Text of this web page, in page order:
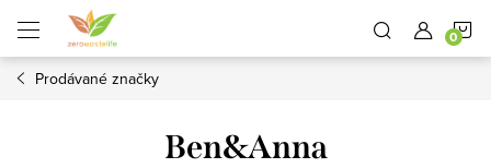
obsah
Prodávané značky
Ben&Anna